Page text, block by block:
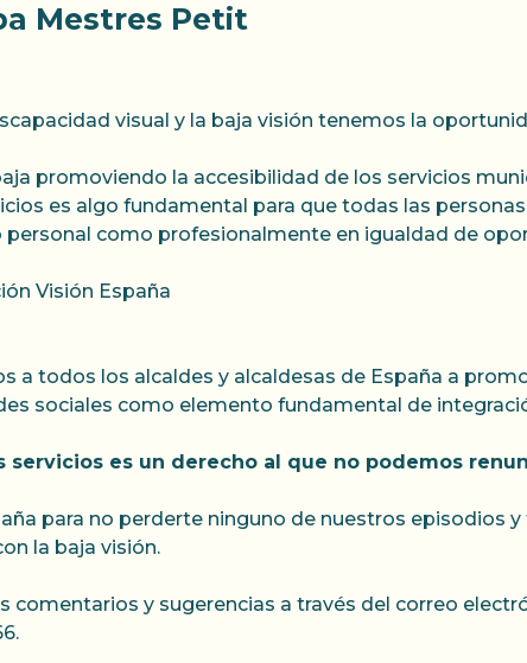
Mestres Petit
visual y la baja visión tenemos la
promoviendo la accesibilidad de los servicios
es algo fundamental para que todas las
como profesionalmente en igualdad de
Visión España
a todos los alcaldes y alcaldesas de España a
sociales como elemento fundamental de
es un derecho al que no podemos
para no perderte ninguno de nuestros episodios
la baja visión.
y sugerencias a través del correo